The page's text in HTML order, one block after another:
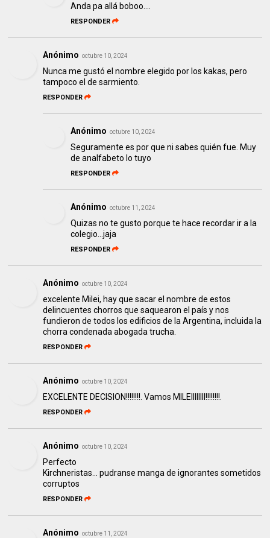
Anda pa allá boboo....
RESPONDER
Anónimo octubre 10, 2024
Nunca me gustó el nombre elegido por los kakas, pero
tampoco el de sarmiento.
RESPONDER
Anónimo octubre 10, 2024
Seguramente es por que ni sabes quién fue. Muy
de analfabeto lo tuyo
RESPONDER
Anónimo octubre 11, 2024
Quizas no te gusto porque te hace recordar ir a la
colegio...jaja
RESPONDER
Anónimo octubre 10, 2024
excelente Milei, hay que sacar el nombre de estos
delincuentes chorros que saquearon el país y nos
fundieron de todos los edificios de la Argentina, incluida la
chorra condenada abogada trucha.
RESPONDER
Anónimo octubre 10, 2024
EXCELENTE DECISION!!!!!!!!. Vamos MILEIIIIIIII!!!!!!!!.
RESPONDER
Anónimo octubre 10, 2024
Perfecto
Kirchneristas... pudranse manga de ignorantes sometidos
corruptos
RESPONDER
Anónimo octubre 11, 2024